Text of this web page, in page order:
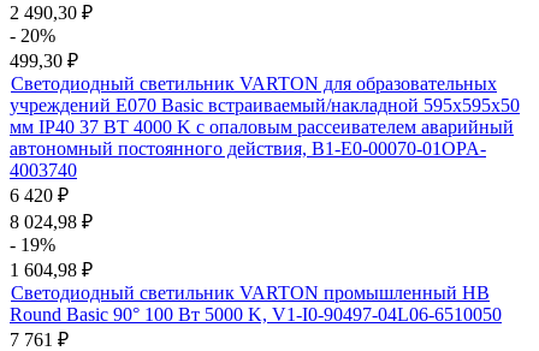
2 490,30 ₽
- 20%
499,30 ₽
Светодиодный светильник VARTON для образовательных
учреждений E070 Basic встраиваемый/накладной 595х595х50
мм IP40 37 ВТ 4000 K с опаловым рассеивателем аварийный
автономный постоянного действия, B1-E0-00070-01OPA-
4003740
6 420 ₽
8 024,98 ₽
- 19%
1 604,98 ₽
Светодиодный светильник VARTON промышленный HB
Round Basic 90° 100 Вт 5000 K, V1-I0-90497-04L06-6510050
7 761 ₽